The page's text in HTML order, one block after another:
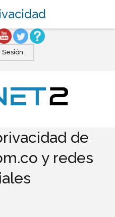
Sesión
de
y redes